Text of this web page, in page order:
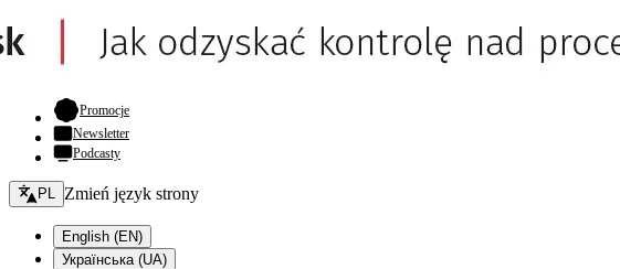
Promocje- otwiera się w nowej karcie
Newsletter
Podcasty
Zmień język - bieżący:
PL Zmień język strony
English (EN)
Українська (UA)